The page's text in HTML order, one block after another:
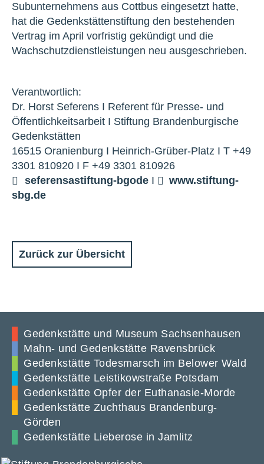
Subunternehmens aus Cottbus eingesetzt hatte,
hat die Gedenkstättenstiftung den bestehenden
Vertrag im April vorfristig gekündigt und die
Wachschutzdienstleistungen neu ausgeschrieben.
Verantwortlich:
Dr. Horst Seferens I Referent für Presse- und
Öffentlichkeitsarbeit I Stiftung Brandenburgische
Gedenkstätten
16515 Oranienburg I Heinrich-Grüber-Platz I T +49
3301 810920 I F +49 3301 810926
seferensastiftung-bgode I
www.stiftung-
sbg.de
Zurück zur Übersicht
Gedenkstätte und Museum Sachsenhausen
Mahn- und Gedenkstätte Ravensbrück
Gedenkstätte Todesmarsch im Belower Wald
Gedenkstätte Leistikowstraße Potsdam
Gedenkstätte Opfer der Euthanasie-Morde
Gedenkstätte Zuchthaus Brandenburg-
Görden
Gedenkstätte Lieberose in Jamlitz